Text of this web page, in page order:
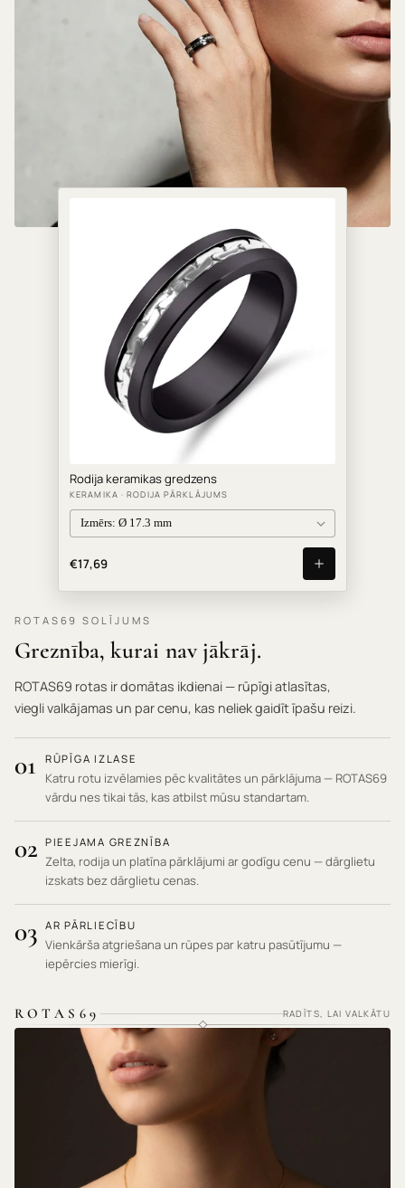
Rodija keramikas gredzens
KERAMIKA · RODIJA PĀRKLĀJUMS
€17,69
ROTAS69 SOLĪJUMS
Greznība, kurai nav jākrāj.
ROTAS69 rotas ir domātas ikdienai — rūpīgi atlasītas,
viegli valkājamas un par cenu, kas neliek gaidīt īpašu reizi.
01 RŪPĪGA IZLASE
Katru rotu izvēlamies pēc kvalitātes un pārklājuma — ROTAS69
vārdu nes tikai tās, kas atbilst mūsu standartam.
02 PIEEJAMA GREZNĪBA
Zelta, rodija un platīna pārklājumi ar godīgu cenu — dārglietu
izskats bez dārglietu cenas.
03 AR PĀRLIECĪBU
Vienkārša atgriešana un rūpes par katru pasūtījumu —
iepērcies mierīgi.
ROTAS69 RADĪTS, LAI VALKĀTU
HIPOALERĢISKI MATERIĀLI · NEKAIRINA ĀDU ·